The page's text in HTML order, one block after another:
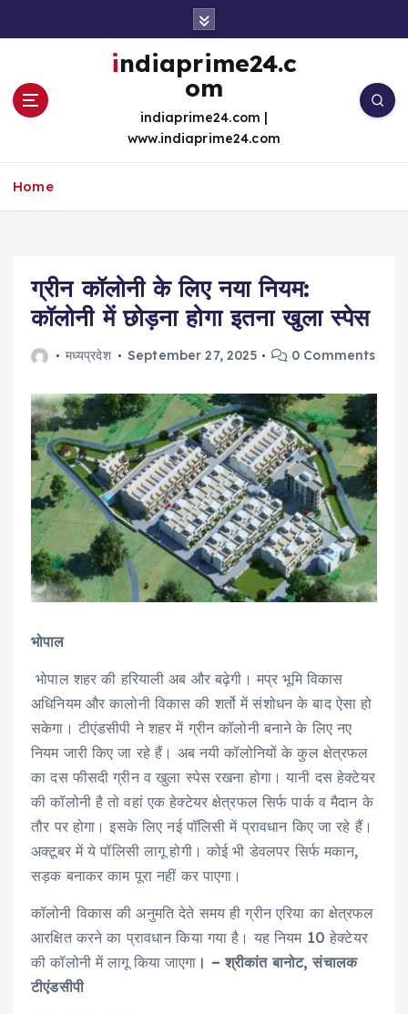
indiaprime24.c
om
indiaprime24.com |
www.indiaprime24.com
Home
ग्रीन कॉलोनी के लिए नया नियम:
कॉलोनी में छोड़ना होगा इतना खुला स्पेस
मध्यप्रदेश September 27, 2025 0 Comments
भोपाल
भोपाल शहर की हरियाली अब और बढ़ेगी। मप्र भूमि विकास
अधिनियम और कालोनी विकास की शर्तो में संशोधन के बाद ऐसा हो
सकेगा। टीएंडसीपी ने शहर में ग्रीन कॉलोनी बनाने के लिए नए
नियम जारी किए जा रहे हैं। अब नयी कॉलोनियों के कुल क्षेत्रफल
का दस फीसदी ग्रीन व खुला स्पेस रखना होगा। यानी दस हेक्टेयर
की कॉलोनी है तो वहां एक हेक्टेयर क्षेत्रफल सिर्फ पार्क व मैदान के
तौर पर होगा। इसके लिए नई पॉलिसी में प्रावधान किए जा रहे हैं।
अक्टूबर में ये पॉलिसी लागू होगी। कोई भी डेवलपर सिर्फ मकान,
सड़क बनाकर काम पूरा नहीं कर पाएगा।
कॉलोनी विकास की अनुमति देते समय ही ग्रीन एरिया का क्षेत्रफल
आरक्षित करने का प्रावधान किया गया है। यह नियम 10 हेक्टेयर
की कॉलोनी में लागू किया जाएगा । – श्रीकांत बानोट, संचालक
टीएंडसीपी